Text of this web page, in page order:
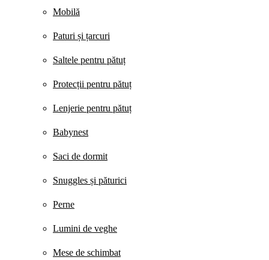
Mobilă
Paturi și țarcuri
Saltele pentru pătuț
Protecții pentru pătuț
Lenjerie pentru pătuț
Babynest
Saci de dormit
Snuggles și păturici
Perne
Lumini de veghe
Mese de schimbat